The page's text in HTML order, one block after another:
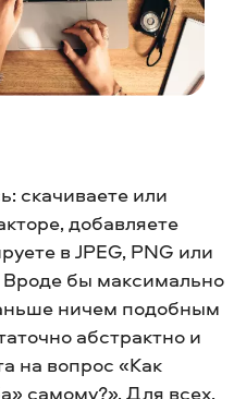
скачиваете или
добавляете
в JPEG, PNG или
Вроде бы максимально
ничем подобным
абстрактно и
на вопрос «Как
самому?». Для всех,